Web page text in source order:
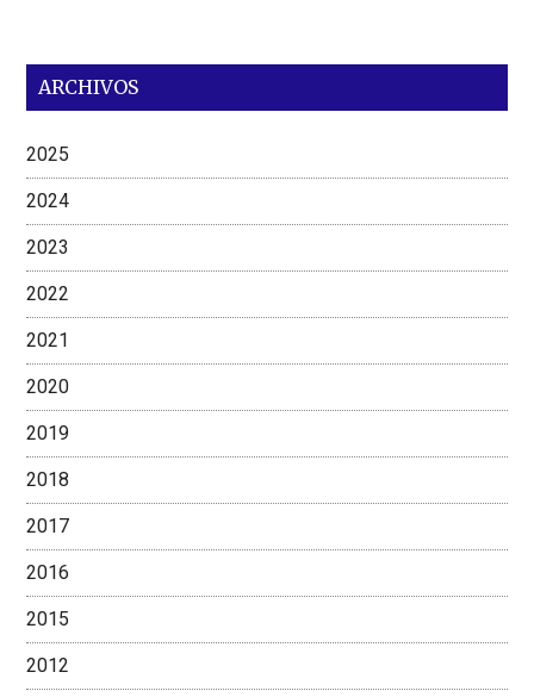
ARCHIVOS
2025
2024
2023
2022
2021
2020
2019
2018
2017
2016
2015
2012